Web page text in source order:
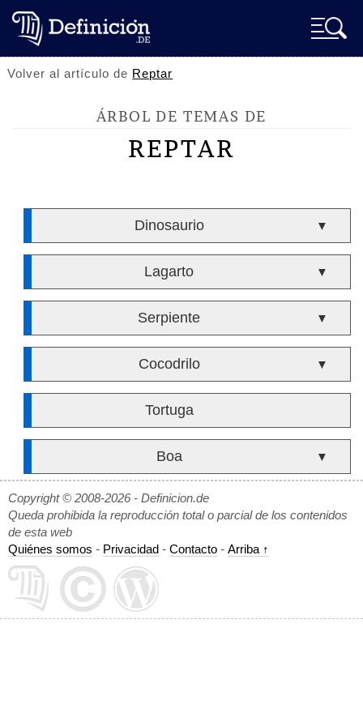
Volver al artículo de Reptar
ÁRBOL DE TEMAS DE
REPTAR
Dinosaurio ▼
Lagarto ▼
Serpiente ▼
Cocodrilo ▼
Tortuga
Boa ▼
Copyright © 2008-2026 - Definicion.de
Queda prohibida la reproducción total o parcial de los contenidos
de esta web
Quiénes somos - Privacidad - Contacto - Arriba ↑